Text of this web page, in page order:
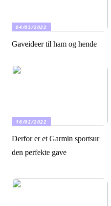
04/03/2022
Gaveideer til ham og hende
16/02/2022
Derfor er et Garmin sportsur
den perfekte gave